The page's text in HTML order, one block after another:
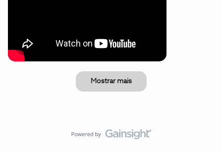
Mostrar mais